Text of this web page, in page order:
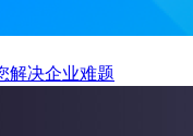
解决企业难题